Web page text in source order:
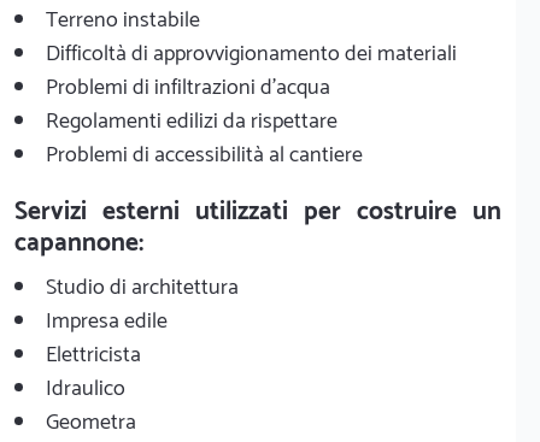
Terreno instabile
Difficoltà di approvvigionamento dei materiali
Problemi di infiltrazioni d'acqua
Regolamenti edilizi da rispettare
Problemi di accessibilità al cantiere
Servizi esterni utilizzati per costruire un
capannone:
Studio di architettura
Impresa edile
Elettricista
Idraulico
Geometra